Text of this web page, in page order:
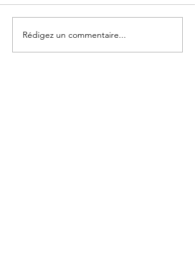
Au son du Ukulélé
Rédigez un commentaire...